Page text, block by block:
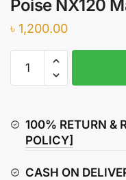
Poise NX120
৳ 1,200.00
NX120
quantity
100% RETURN &
POLICY]
CASH ON